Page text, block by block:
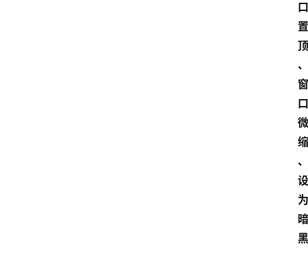
口
置
顶
、
窗
口
微
缩
、
设
为
暗
黑